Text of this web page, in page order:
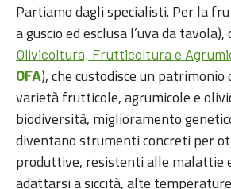
Partiamo dagli specialisti. Per la
a guscio ed esclusa l’uva da tavola),
Olivicoltura, Frutticoltura e
OFA), che custodisce un
varietà frutticole, agrumicole e
biodiversità, miglioramento
diventano strumenti concreti per
produttive, resistenti alle malattie
adattarsi a siccità, alte